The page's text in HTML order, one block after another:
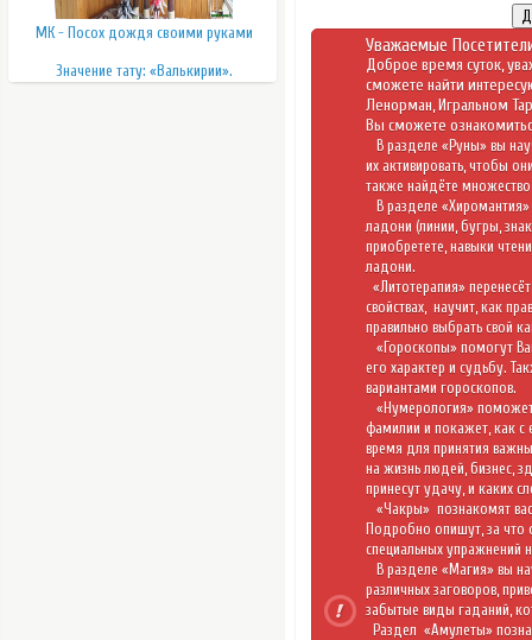
МК - Посох дождя своими руками
Значение тату: «Валькирии».
Уважаемые
Доброе время суток,
сможете найти
Ленорман, Игральном
Вы сможете
В разделе « Руны» вы
их активировать, чтобы
также найдёте
В разделе «Хиромантия
ладони (линии, бугры,
приобретете, навыки
ладони.
«Литотерапия»
свойствах, научит, как
правильно выбрать свой
« Гороскопы» помогут
его характер и судьбу.
вариантами гороскопов.
« Нумерология»
фамилии и покажет, как с
время для принятия
на жизнь людей, бизнес,
принесут удачу, и каких
«Чакры» познакомят
Подробно опишут, за что
специальных упражнений
В разделе «Магия» вы
различных заговоров,
забытые виды гаданий,
Раздел «Амулеты»